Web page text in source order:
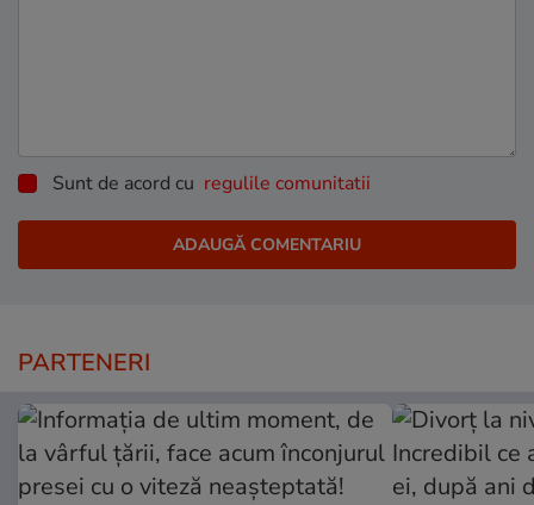
Sunt de acord cu regulile comunitatii
PARTENERI